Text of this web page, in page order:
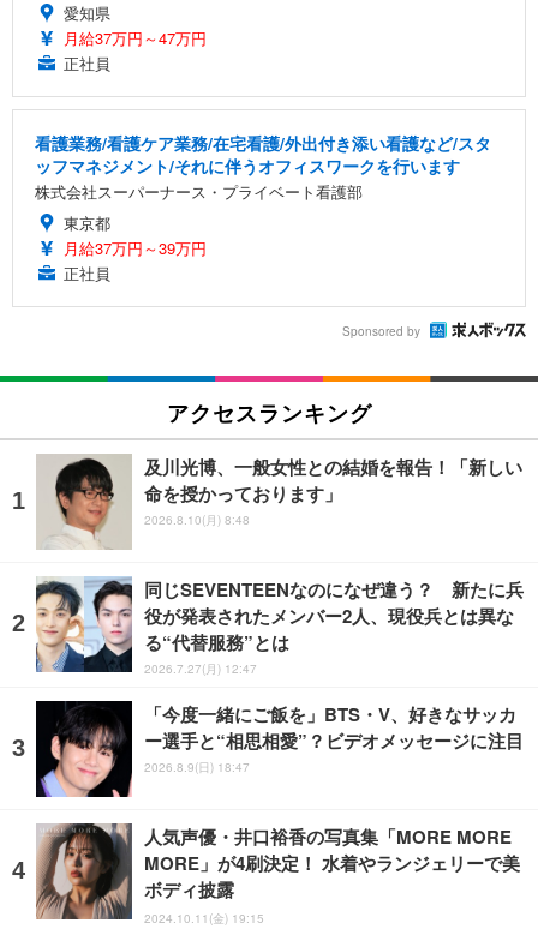
愛知県
月給37万円～47万円
正社員
看護業務/看護ケア業務/在宅看護/外出付き添い看護など/スタ
ッフマネジメント/それに伴うオフィスワークを行います
株式会社スーパーナース・プライベート看護部
東京都
月給37万円～39万円
正社員
Sponsored by
アクセスランキング
及川光博、一般女性との結婚を報告！「新しい
命を授かっております」
2026.8.10(月) 8:48
同じSEVENTEENなのになぜ違う？ 新たに兵
役が発表されたメンバー2人、現役兵とは異な
る“代替服務”とは
2026.7.27(月) 12:47
「今度一緒にご飯を」BTS・V、好きなサッカ
ー選手と“相思相愛”？ビデオメッセージに注目
2026.8.9(日) 18:47
人気声優・井口裕香の写真集「MORE MORE
MORE」が4刷決定！ 水着やランジェリーで美
ボディ披露
2024.10.11(金) 19:15